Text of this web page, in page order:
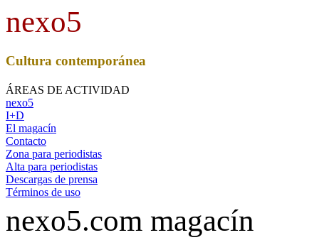
nexo5
Cultura contemporánea
ÁREAS DE ACTIVIDAD
nexo5
I+D
El magacín
Contacto
Zona para periodistas
Alta para periodistas
Descargas de prensa
Términos de uso
nexo5.com magacín